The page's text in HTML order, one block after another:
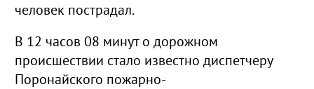
человек пострадал.
В 12 часов 08 минут о дорожном
происшествии стало известно диспетчеру
Поронайского пожарно-